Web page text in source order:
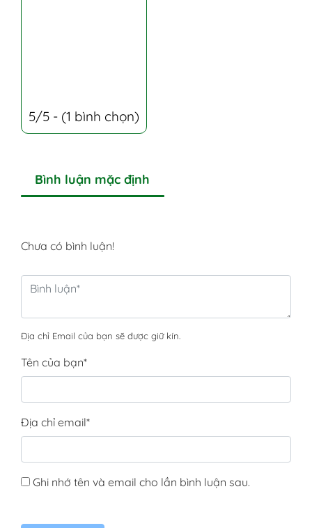
5/5 - (1 bình chọn)
Bình luận mặc định
Chưa có bình luận!
Địa chỉ Email của bạn sẽ được giữ kín.
Tên của bạn*
Địa chỉ email*
Ghi nhớ tên và email cho lần bình luận sau.